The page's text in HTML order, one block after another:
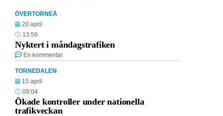
ÖVERTORNEÅ
20 april
13:56
Nyktert i måndagstrafiken
En kommentar
TORNEDALEN
15 april
09:04
Ökade kontroller under nationella
trafikveckan